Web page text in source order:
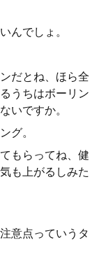
んでしょ。
だとね、ほら全
うちはボーリン
いですか。
グ。
もらってね、健
も上がるしみた
意点っていうタ